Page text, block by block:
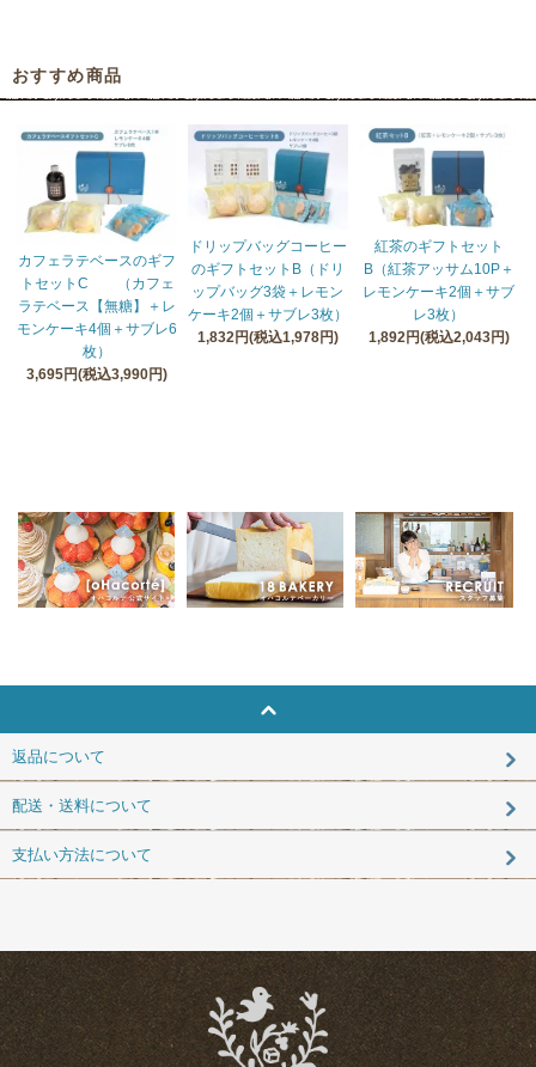
おすすめ商品
カフェラテベースのギフ
トセットC （カフェ
ラテベース【無糖】＋レ
モンケーキ4個＋サブレ6
枚）
3,695円(税込3,990円)
ドリップバッグコーヒー
のギフトセットB（ドリ
ップバッグ3袋＋レモン
ケーキ2個＋サブレ3枚）
1,832円(税込1,978円)
紅茶のギフトセット
B（紅茶アッサム10P＋
レモンケーキ2個＋サブ
レ3枚）
1,892円(税込2,043円)
返品について
配送・送料について
支払い方法について